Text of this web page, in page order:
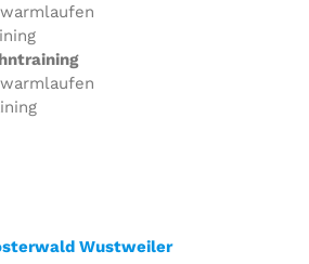
Wustweiler